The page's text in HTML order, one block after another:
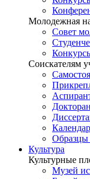
Молодежная
Совет
Соискателям
Образцы
Культура
Культурные
Музей